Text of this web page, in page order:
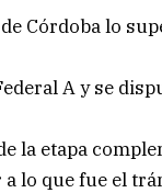
Córdoba lo
A y se
la etapa
lo que fue el